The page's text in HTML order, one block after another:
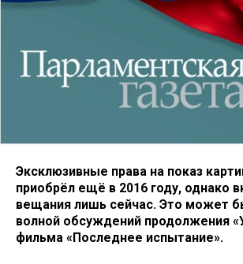
Эксклюзивные права на показ
приобрёл ещё в 2016 году, однако
вещания лишь сейчас. Это может
волной обсуждений продолжения
фильма «Последнее испытание».